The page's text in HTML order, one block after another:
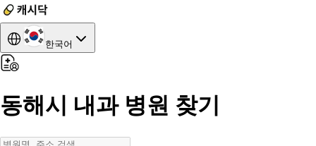
한국어
동해시 내과 병원 찾기